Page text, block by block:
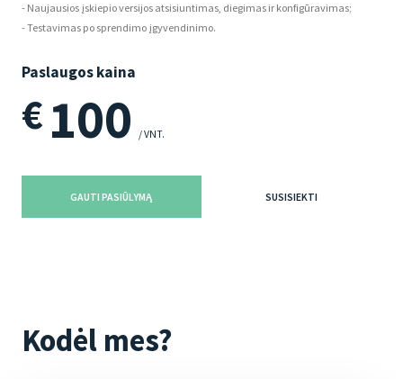
- Naujausios įskiepio versijos atsisiuntimas, diegimas ir konfigūravimas;
- Testavimas po sprendimo įgyvendinimo.
Paslaugos kaina
€100 / VNT.
GAUTI PASIŪLYMĄ SUSISIEKTI
Kodėl mes?